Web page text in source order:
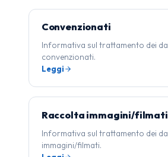
Convenzionati
Informativa sul trattamento dei
convenzionati.
Leggi
Raccolta immagini/filmati
Informativa sul trattamento dei
immagini/filmati.